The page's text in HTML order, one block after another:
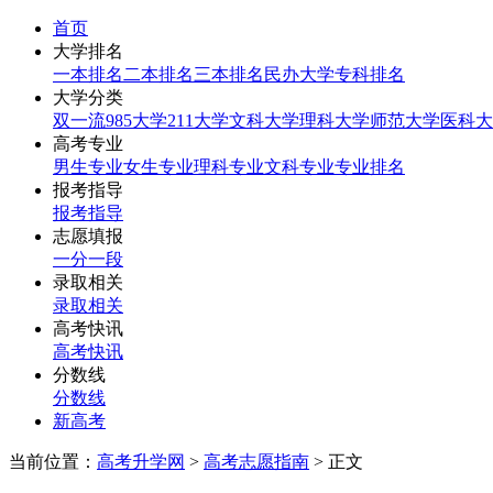
首页
大学排名
一本排名 二本排名三本排名 民办大学专科排名
大学分类
双一流985大学211大学文科大学理科大学师范大学医科
高考专业
男生专业女生专业理科专业文科专业专业排名
报考指导
报考指导
志愿填报
一分一段
录取相关
录取相关
高考快讯
高考快讯
分数线
分数线
新高考
当前位置： 高考升学网 > 高考志愿指南 > 正文